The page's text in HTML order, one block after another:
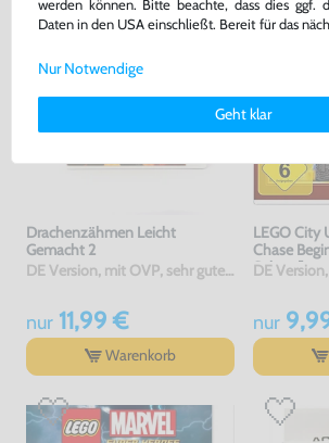
Drachenzähmen Leicht
Gemacht 2
DE Version, mit OVP, sehr guter Zustand, gebraucht
nur11,99 €
Warenkorb
LEGO City
Chase
Selects]
DE
nur
werden können. Bitte beachte, dass dies ggf.
Daten in den USA einschließt. Bereit für das
Weitere Informationen zu den von uns
Deinen Rechten als Nutzer findest Du in
Impressum.
Geht klar
Nur Notwendige